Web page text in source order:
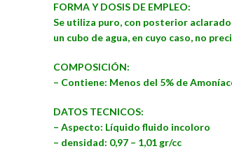
FORMA Y DOSIS DE EMPLEO:
Se utiliza puro, con posterior
un cubo de agua, en cuyo caso, no
COMPOSICIÓN:
– Contiene: Menos del 5% de
DATOS TECNICOS:
– Aspecto: Líquido fluido incoloro
– densidad: 0,97 – 1,01 gr/cc